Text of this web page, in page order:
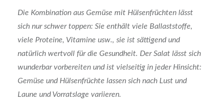
Die Kombination aus Gemüse mit Hülsenfrüchten lässt
sich nur schwer toppen: Sie enthält viele Ballaststoffe,
viele Proteine, Vitamine usw., sie ist sättigend und
natürlich wertvoll für die Gesundheit. Der Salat lässt sich
wunderbar vorbereiten und ist vielseitig in jeder Hinsicht:
Gemüse und Hülsenfrüchte lassen sich nach Lust und
Laune und Vorratslage variieren.